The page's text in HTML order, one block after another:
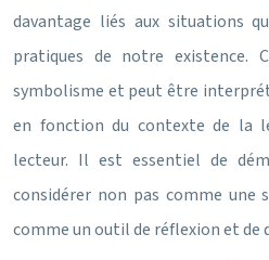
davantage liés aux situations
pratiques de notre existence.
symbolisme et peut être
en fonction du contexte de la
lecteur. Il est essentiel de
considérer non pas comme une
comme un outil de réflexion et